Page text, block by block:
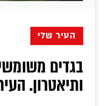
העיר שלי
בגדים
ותיאטרון.